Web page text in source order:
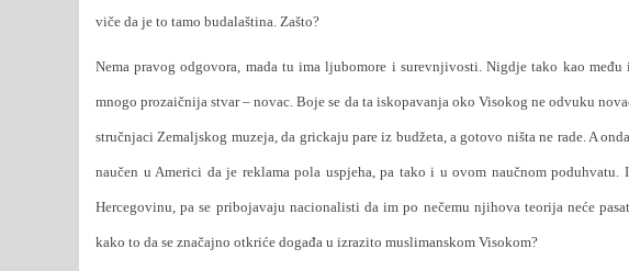
viče da je to tamo budalaština. Zašto?
Nema pravog odgovora, mada tu ima ljubomore i surevnjivosti. Nigdje tako kao
mnogo prozaičnija stvar – novac. Boje se da ta iskopavanja oko Visokog ne odvuku
stručnjaci Zemaljskog muzeja, da grickaju pare iz budžeta, a gotovo ništa ne rade. A
naučen u Americi da je reklama pola uspjeha, pa tako i u ovom naučnom
Hercegovinu, pa se pribojavaju nacionalisti da im po nečemu njihova teorija neće
kako to da se značajno otkriće događa u izrazito muslimanskom Visokom?